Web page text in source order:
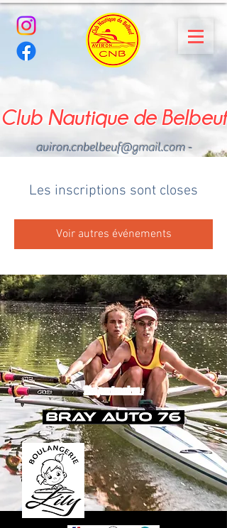
Club Nautique de Belbeuf
aviron.cnbelbeuf@gmail.com-
Les inscriptions sont closes
Voir autres événements
Nos partenaires :